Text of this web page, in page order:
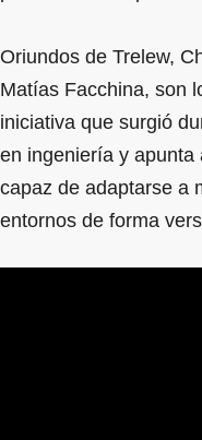
Oriundos de Trelew,
Matías Facchina, son
iniciativa que surgió
en ingeniería y apunta
capaz de adaptarse a
entornos de forma